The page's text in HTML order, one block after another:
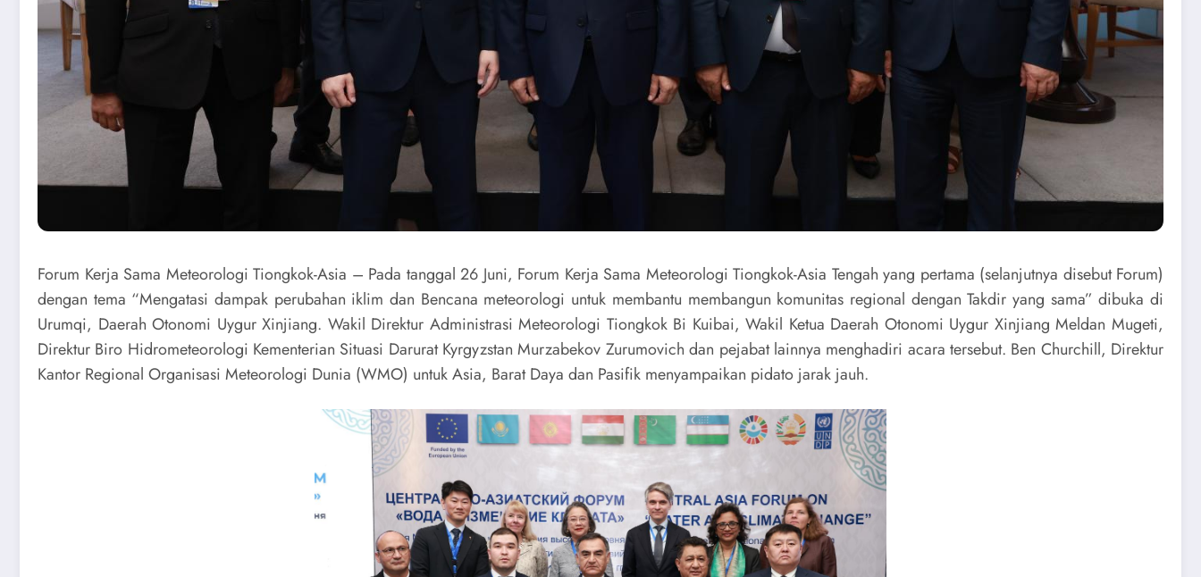
Forum Kerja Sama Meteorologi Tiongkok-Asia – Pada tanggal 26 Juni, Forum Kerja Sama Meteorologi Tiongkok-Asia Tengah yang pertama (selanjutnya disebut Forum)
dengan tema “Mengatasi dampak perubahan iklim dan Bencana meteorologi untuk membantu membangun komunitas regional dengan Takdir yang sama” dibuka di
Urumqi, Daerah Otonomi Uygur Xinjiang. Wakil Direktur Administrasi Meteorologi Tiongkok Bi Kuibai, Wakil Ketua Daerah Otonomi Uygur Xinjiang Meldan Mugeti,
Direktur Biro Hidrometeorologi Kementerian Situasi Darurat Kyrgyzstan Murzabekov Zurumovich dan pejabat lainnya menghadiri acara tersebut. Ben Churchill, Direktur
Kantor Regional Organisasi Meteorologi Dunia (WMO) untuk Asia, Barat Daya dan Pasifik menyampaikan pidato jarak jauh.